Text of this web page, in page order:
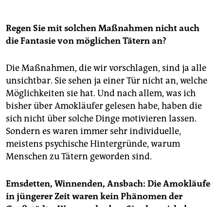
Regen Sie mit solchen Maßnahmen nicht auch
die Fantasie von möglichen Tätern an?
Die Maßnahmen, die wir vorschlagen, sind ja alle
unsichtbar. Sie sehen ja einer Tür nicht an, welche
Möglichkeiten sie hat. Und nach allem, was ich
bisher über Amokläufer gelesen habe, haben die
sich nicht über solche Dinge motivieren lassen.
Sondern es waren immer sehr individuelle,
meistens psychische Hintergründe, warum
Menschen zu Tätern geworden sind.
Emsdetten, Winnenden, Ansbach: Die Amokläufe
in jüngerer Zeit waren kein Phänomen der